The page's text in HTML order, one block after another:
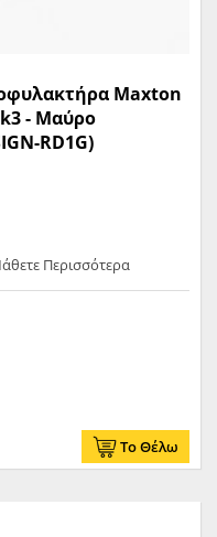
Maxton
- Μαύρο
RD1G)
Περισσότερα
Το Θέλω